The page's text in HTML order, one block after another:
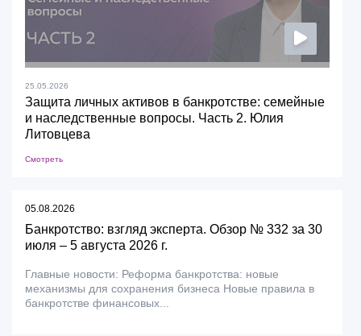
25.05.2026
Защита личных активов в банкротстве: семейные
и наследственные вопросы. Часть 2. Юлия
Литовцева
Смотреть
05.08.2026
Банкротство: взгляд эксперта. Обзор № 332 за 30
июля – 5 августа 2026 г.
Главные новости: Реформа банкротства: новые
механизмы для сохранения бизнеса Новые правила в
банкротстве финансовых...